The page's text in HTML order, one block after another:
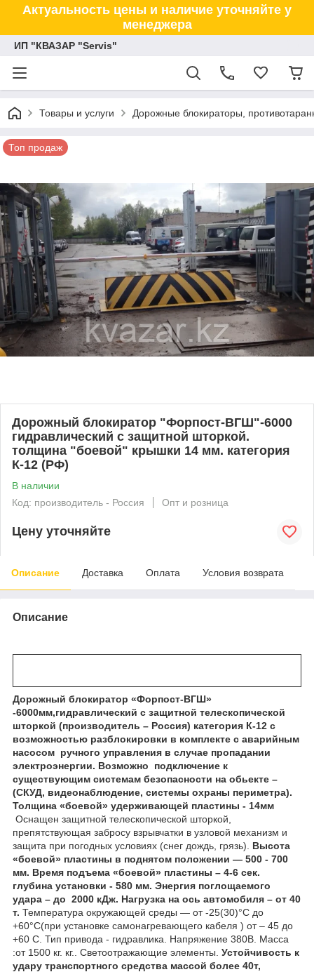
Актуальность цены и наличие уточняйте у
менеджера
ИП "КВАЗАР "Servis"
Товары и услуги Дорожные блокираторы,
Топ продаж
Дорожный блокиратор "Форпост-ВГШ"-6000
гидравлический с защитной шторкой.
толщина "боевой" крышки 14 мм. категория
К-12 (РФ)
В наличии
Код: производитель - Россия
Опт и розница
Цену уточняйте
Описание Доставка Оплата Условия возврата
Описание
Дорожный блокиратор «Форпост-ВГШ»
-6000мм,гидравлический с защитной телескопической
шторкой (производитель – Россия) категория К-12 с
возможностью разблокировки в комплекте с аварийным
насосом ручного управления в случае пропадании
электроэнергии. Возможно подключение к
существующим системам безопасности на обьекте –
(СКУД, видеонаблюдение, системы охраны периметра).
Толщина «боевой» удерживающей пластины - 14мм
Оснащен защитной телескопической шторкой,
препятствующая забросу взрывчатки в узловой механизм и
защита при погодных условиях (снег дождь, грязь). Высота
«боевой» пластины в поднятом положении ― 500 - 700
мм. Время подъема «боевой» пластины – 4-6 сек.
глубина установки - 580 мм. Энергия поглощаемого
удара – до 2000 кДж. Нагрузка на ось автомобиля – от 40
т. Температура окружающей среды ― от -25(30)°С до
+60°С(при установке самонагревающего кабеля ) от – 45 до
+60 С. Тип привода - гидравлика. Напряжение 380В. Масса
:от 1500 кг. кг.. Светоотражающие элементы. Устойчивость к
удару транспортного средства массой более 40т,